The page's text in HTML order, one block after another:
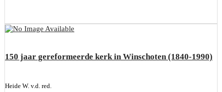
150 jaar gereformeerde kerk in Winschoten (1840-1990)
Heide W. v.d. red.